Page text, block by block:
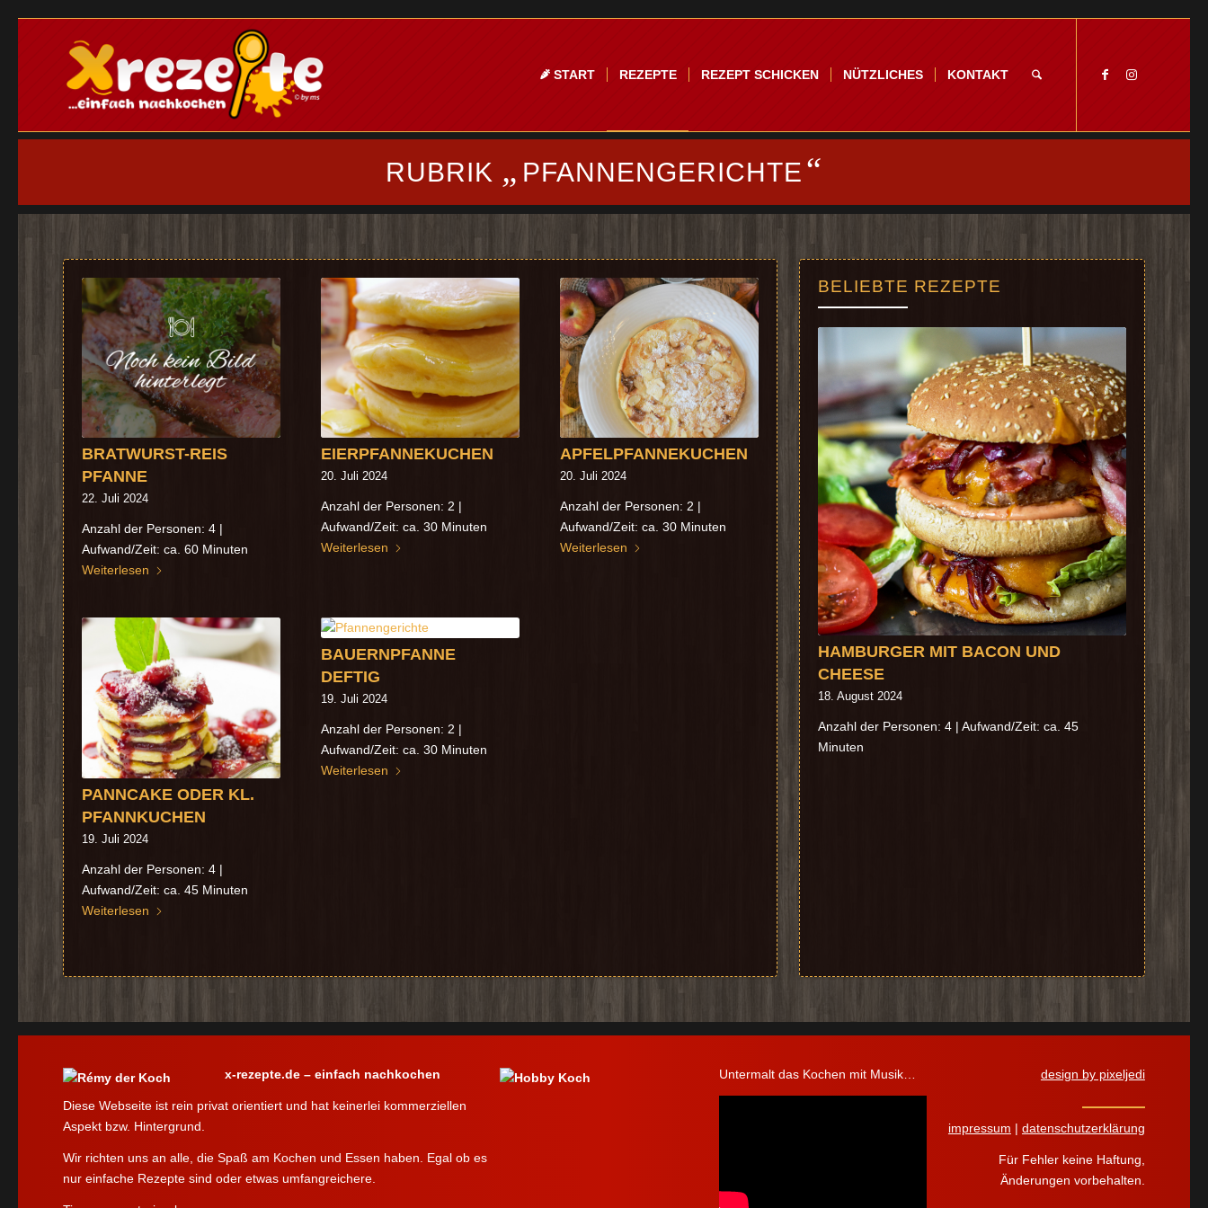
START REZEPTE REZEPT SCHICKEN NÜTZLICHES KONTAKT
RUBRIK „ PFANNENGERICHTE “
BRATWURST-REIS
PFANNE
22. Juli 2024
Anzahl der Personen: 4 |
Aufwand/Zeit: ca. 60 Minuten
Weiterlesen
EIERPFANNEKUCHEN
20. Juli 2024
Anzahl der Personen: 2 |
Aufwand/Zeit: ca. 30 Minuten
Weiterlesen
APFELPFANNEKUCHEN
20. Juli 2024
Anzahl der Personen: 2 |
Aufwand/Zeit: ca. 30 Minuten
Weiterlesen
PANNCAKE ODER KL.
PFANNKUCHEN
19. Juli 2024
Anzahl der Personen: 4 |
Aufwand/Zeit: ca. 45 Minuten
Weiterlesen
BAUERNPFANNE
DEFTIG
19. Juli 2024
Anzahl der Personen: 2 |
Aufwand/Zeit: ca. 30 Minuten
Weiterlesen
BELIEBTE REZEPTE
HAMBURGER MIT BACON UND
CHEESE
18. August 2024
Anzahl der Personen: 4 | Aufwand/Zeit: ca. 45
Minuten
x-rezepte.de – einfach nachkochen
Diese Webseite ist rein privat orientiert und hat keinerlei kommerziellen
Aspekt bzw. Hintergrund.
Wir richten uns an alle, die Spaß am Kochen und Essen haben. Egal ob es
nur einfache Rezepte sind oder etwas umfangreichere.
Untermalt das Kochen mit Musik… design by pixeljedi
impressum | datenschutzerklärung
Für Fehler keine Haftung,
Änderungen vorbehalten.